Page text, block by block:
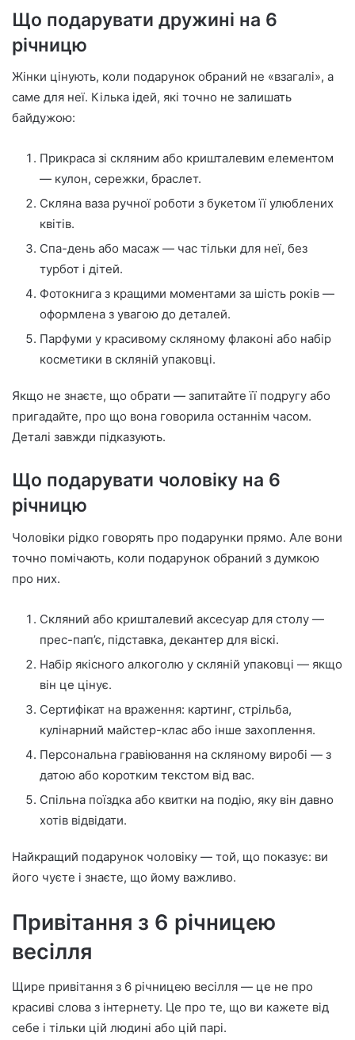
Що подарувати дружині на 6
річницю
Жінки цінують, коли подарунок обраний не «взагалі», а
саме для неї. Кілька ідей, які точно не залишать
байдужою:
Прикраса зі скляним або кришталевим елементом
— кулон, сережки, браслет.
Скляна ваза ручної роботи з букетом її улюблених
квітів.
Спа-день або масаж — час тільки для неї, без
турбот і дітей.
Фотокнига з кращими моментами за шість років —
оформлена з увагою до деталей.
Парфуми у красивому скляному флаконі або набір
косметики в скляній упаковці.
Якщо не знаєте, що обрати — запитайте її подругу або
пригадайте, про що вона говорила останнім часом.
Деталі завжди підказують.
Що подарувати чоловіку на 6
річницю
Чоловіки рідко говорять про подарунки прямо. Але вони
точно помічають, коли подарунок обраний з думкою
про них.
Скляний або кришталевий аксесуар для столу —
прес-пап’є, підставка, декантер для віскі.
Набір якісного алкоголю у скляній упаковці — якщо
він це цінує.
Сертифікат на враження: картинг, стрільба,
кулінарний майстер-клас або інше захоплення.
Персональна гравіювання на скляному виробі — з
датою або коротким текстом від вас.
Спільна поїздка або квитки на подію, яку він давно
хотів відвідати.
Найкращий подарунок чоловіку — той, що показує: ви
його чуєте і знаєте, що йому важливо.
Привітання з 6 річницею
весілля
Щире привітання з 6 річницею весілля — це не про
красиві слова з інтернету. Це про те, що ви кажете від
себе і тільки цій людині або цій парі.